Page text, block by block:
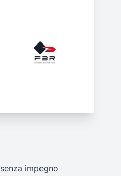
senza impegno